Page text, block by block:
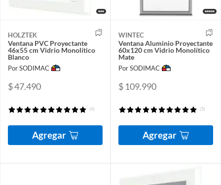
HOLZTEK
Ventana PVC Proyectante
46x55 cm Vidrio Monolítico
Blanco
Por SODIMAC
$ 47.490
(6)
Agregar
WINTEC
Ventana Aluminio Proyectante
60x120 cm Vidrio Monolítico
Mate
Por SODIMAC
$ 109.990
(5)
Agregar